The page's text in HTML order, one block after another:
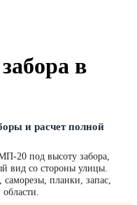
в
и расчет полной
20 под высоту забора,
вид со стороны улицы.
планки, запас,